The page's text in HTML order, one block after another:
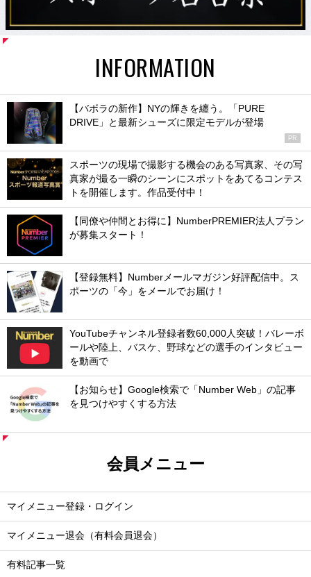
INFORMATION
【バボラの新作】NYの輝きを纏う。「PURE
DRIVE」と最新シューズに限定モデルが登場
PR
スポーツの現場で撮影する機会のある写真家、その写
真家が撮る一瞬のシーンにスポットをあてるコンテス
トを開催します。作品受付中！
【同僚や仲間とお得に】NumberPREMIER法人プラン
が募集スタート！
【登録無料】Numberメールマガジン好評配信中。ス
ポーツの「今」をメールでお届け！
YouTubeチャンネル登録者数60,000人突破！バレーボ
ールや陸上、バスケ、野球などの選手のインタビュー
を動画で
【お知らせ】Google検索で「Number Web」の記事
を見つけやすくする方法
会員メニュー
マイメニュー登録・ログイン
マイメニュー退会（有料会員退会）
有料記事一覧